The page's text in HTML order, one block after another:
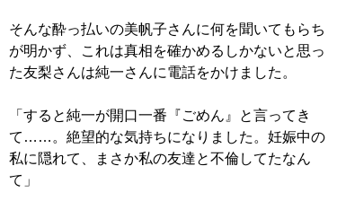
そんな酔っ払いの美帆子さんに何を聞いてもらち
が明かず、これは真相を確かめるしかないと思っ
た友梨さんは純一さんに電話をかけました。
「すると純一が開口一番『ごめん』と言ってき
て……。絶望的な気持ちになりました。妊娠中の
私に隠れて、まさか私の友達と不倫してたなん
て」